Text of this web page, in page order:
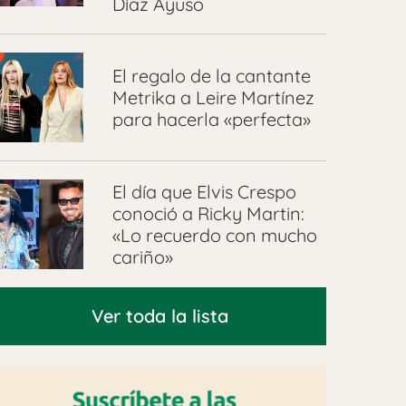
El regalo de la cantante
Metrika a Leire Martínez
para hacerla «perfecta»
El día que Elvis Crespo
conoció a Ricky Martin:
«Lo recuerdo con mucho
cariño»
Ver toda la lista